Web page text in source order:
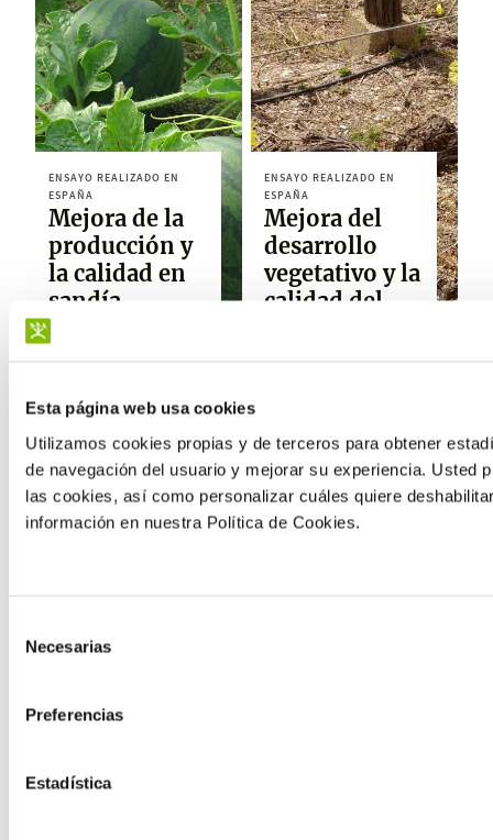
Esta página web usa cookies
Utilizamos cookies propias y de terceros para obtener
de navegación del usuario y mejorar su experiencia. Usted
las cookies, así como personalizar cuáles quiere
información en nuestra Política de Cookies.
Necesarias
Preferencias
Estadística
ENSAYO REALIZADO EN
ESPAÑA
Mejora de la
producción y
la calidad en
sandía
ENSAYO REALIZADO EN
ESPAÑA
Mejora del
desarrollo
vegetativo y la
calidad del
Incremento
alcachofa